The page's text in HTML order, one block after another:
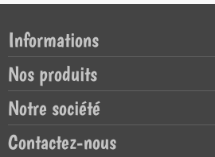
Informations
Nos produits
Notre société
Contactez-nous